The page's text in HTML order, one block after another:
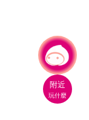
附近
玩什麼